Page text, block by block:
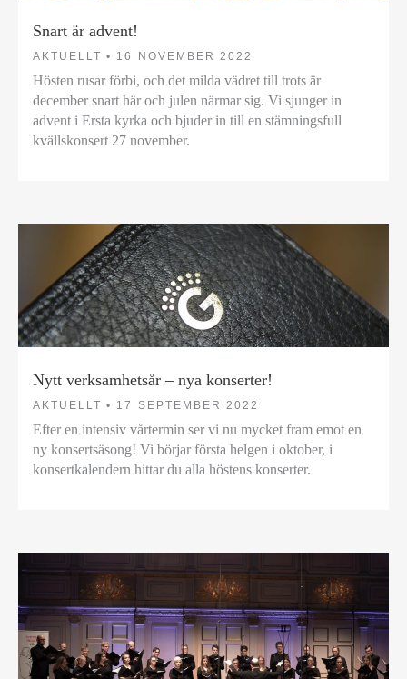
Snart är advent!
AKTUELLT • 16 NOVEMBER 2022
Hösten rusar förbi, och det milda vädret till trots är
december snart här och julen närmar sig. Vi sjunger in
advent i Ersta kyrka och bjuder in till en stämningsfull
kvällskonsert 27 november.
Nytt verksamhetsår – nya konserter!
AKTUELLT • 17 SEPTEMBER 2022
Efter en intensiv vårtermin ser vi nu mycket fram emot en
ny konsertsäsong! Vi börjar första helgen i oktober, i
konsertkalendern hittar du alla höstens konserter.